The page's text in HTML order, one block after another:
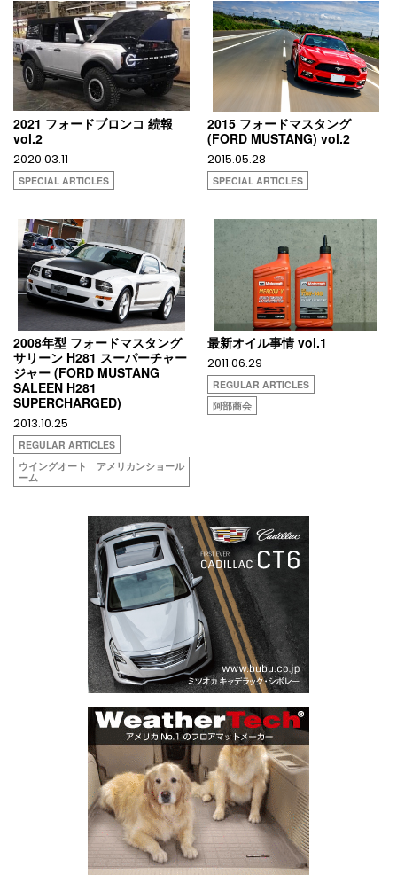
2021 フォードブロンコ 続報
vol.2
2020.03.11
SPECIAL ARTICLES
2015 フォードマスタング
(FORD MUSTANG) vol.2
2015.05.28
SPECIAL ARTICLES
2008年型 フォードマスタング
サリーン H281 スーパーチャー
ジャー (FORD MUSTANG
SALEEN H281
SUPERCHARGED)
2013.10.25
REGULAR ARTICLES
ウイングオート アメリカンショール
ーム
最新オイル事情 vol.1
2011.06.29
REGULAR ARTICLES
阿部商会